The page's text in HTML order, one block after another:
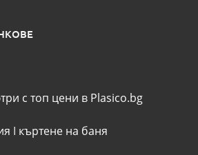
с топ цени в Plasico.bg
I къртене на баня